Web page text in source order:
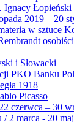
Łopieński
2019 – 20
w sztuce
i Słowacki
PKO Banku
1918
Picasso
czerwca – 30
/ 2 marca - 20